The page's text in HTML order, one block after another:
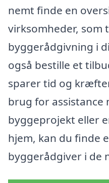
nemt finde en
virksomheder, som
byggerådgivning i
også bestille et
sparer tid og
brug for assistance
byggeprojekt eller
hjem, kan du finde
byggerådgiver i de